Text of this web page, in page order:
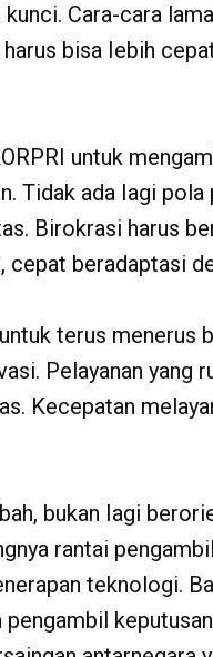
Cara-cara
bisa Iebih
untuk
Tidak ada Iagi pola
Birokrasi harus
beradaptasi
terus menerus
Pelayanan yang
Kecepatan
bukan Iagi
rantai
teknologi.